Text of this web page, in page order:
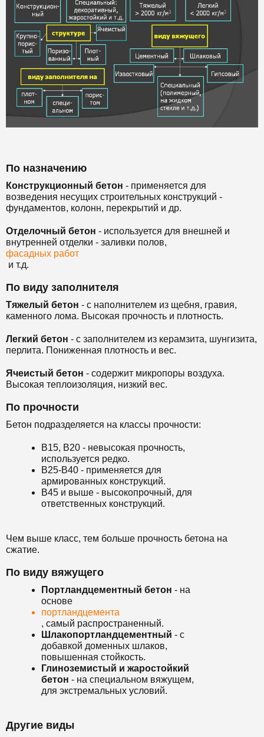
По назначению
Конструкционный бетон - применяется для
возведения несущих строительных конструкций -
фундаментов, колонн, перекрытий и др.
Отделочный бетон - используется для внешней и
внутренней отделки - заливки полов,
фасадных работ
и т.д.
По виду заполнителя
Тяжелый бетон - с наполнителем из щебня, гравия,
каменного лома. Высокая прочность и плотность.
Легкий бетон - с заполнителем из керамзита, шунгизита,
перлита. Пониженная плотность и вес.
Ячеистый бетон - содержит микропоры воздуха.
Высокая теплоизоляция, низкий вес.
По прочности
Бетон подразделяется на классы прочности:
В15, В20 - невысокая прочность,
используется редко.
В25-В40 - применяется для
армированных конструкций.
В45 и выше - высокопрочный, для
ответственных конструкций.
Чем выше класс, тем больше прочность бетона на
сжатие.
По виду вяжущего
Портландцементный бетон - на
основе
портландцемента
, самый распространенный.
Шлакопортландцементный - с
добавкой доменных шлаков,
повышенная стойкость.
Глиноземистый и жаростойкий
бетон - на специальном вяжущем,
для экстремальных условий.
Другие виды